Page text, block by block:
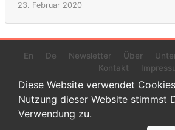
23. Februar 2020
En De Newsletter Über
Kontakt
© 2022 www.endurance-
Dies ist eine Beta-Version.
Diese Website verwendet
Nutzung dieser Website stimmst
Verwendung zu.